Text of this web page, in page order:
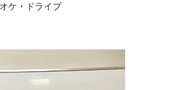
ケ・ドライブ